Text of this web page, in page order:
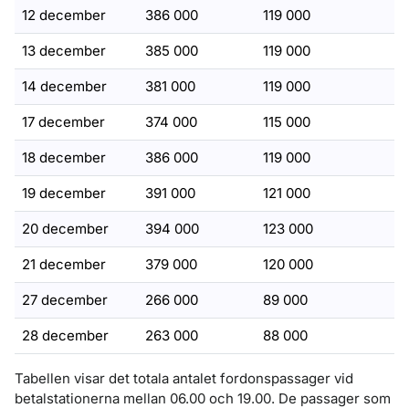
12 december 386 000 119 000
13 december 385 000 119 000
14 december 381 000 119 000
17 december 374 000 115 000
18 december 386 000 119 000
19 december 391 000 121 000
20 december 394 000 123 000
21 december 379 000 120 000
27 december 266 000 89 000
28 december 263 000 88 000
Tabellen visar det totala antalet fordonspassager vid
betalstationerna mellan 06.00 och 19.00. De passager som